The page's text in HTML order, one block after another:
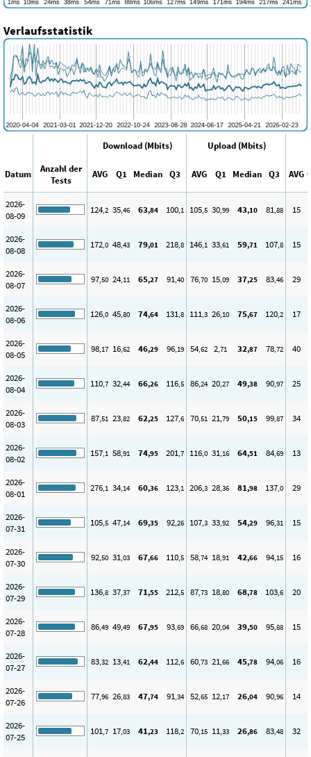
Verlaufsstatistik
Download (Mbits) Upload (Mbits)
Datum
Anzahl der
Tests
AVG Q1 Median Q3 AVG Q1 Median Q3 AVG
2026-
08-09
124,2 35,46 63,84 100,1 105,5 30,99 43,10 81,88 15
2026-
08-08
172,0 48,43 79,01 218,8 146,1 33,61 59,71 107,8 15
2026-
08-07
97,50 24,11 65,27 91,40 76,70 15,09 37,25 83,46 29
2026-
08-06
126,0 45,80 74,64 131,8 111,3 26,10 75,67 120,2 17
2026-
08-05
98,17 16,62 46,29 96,19 54,62 2,71 32,87 78,72 40
2026-
08-04
110,7 32,44 66,26 116,5 86,24 20,27 49,38 90,97 25
2026-
08-03
87,51 23,82 62,25 127,6 70,51 21,79 50,15 99,87 34
2026-
08-02
157,1 58,91 74,95 201,7 116,0 31,16 64,51 84,69 13
2026-
08-01
276,1 34,14 60,36 123,1 206,3 28,36 81,98 137,0 29
2026-
07-31
105,5 47,14 69,35 92,26 107,3 33,92 54,29 96,31 15
2026-
07-30
92,50 31,03 67,66 110,5 58,74 18,91 42,66 94,15 16
2026-
07-29
136,8 37,37 71,55 212,5 87,73 18,80 68,78 103,6 20
2026-
07-28
86,49 49,49 67,95 93,69 66,68 20,04 39,50 95,88 15
2026-
07-27
83,32 13,41 62,44 112,6 60,73 21,66 45,78 94,06 16
2026-
07-26
77,96 26,83 47,74 91,34 52,65 12,17 26,04 90,96 14
2026-
07-25
101,7 17,03 41,23 118,2 70,15 11,33 26,86 83,48 32